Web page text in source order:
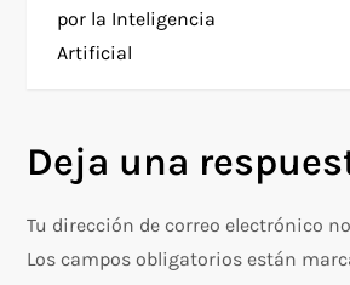
e
a
i
por la Inteligencia
Artificial
Deja una
Tu dirección de correo electrónico
Los campos obligatorios están